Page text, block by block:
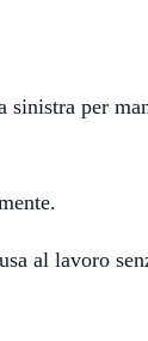
per
al lavoro